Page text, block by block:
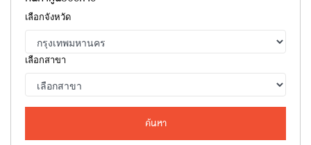
เลือกจังหวัด
เลือกสาขา
ค้นหา